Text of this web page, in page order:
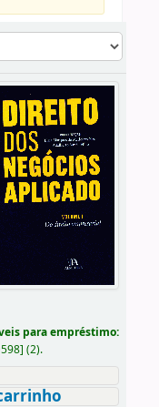
para empréstimo:
] (2).